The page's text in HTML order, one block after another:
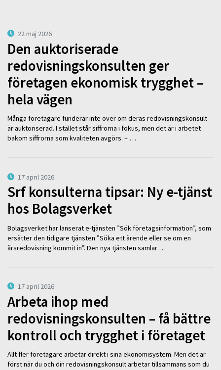
22 maj 2026
Den auktoriserade
redovisningskonsulten ger
företagen ekonomisk trygghet –
hela vägen
Många företagare funderar inte över om deras redovisningskonsult
är auktoriserad. I stället står siffrorna i fokus, men det är i arbetet
bakom siffrorna som kvaliteten avgörs. – …
17 april 2026
Srf konsulterna tipsar: Ny e-tjänst
hos Bolagsverket
Bolagsverket har lanserat e-tjänsten ”Sök företagsinformation”, som
ersätter den tidigare tjänsten ”Söka ett ärende eller se om en
årsredovisning kommit in”. Den nya tjänsten samlar …
17 april 2026
Arbeta ihop med
redovisningskonsulten – få bättre
kontroll och trygghet i företaget
Allt fler företagare arbetar direkt i sina ekonomisystem. Men det är
först när du och din redovisningskonsult arbetar tillsammans som du